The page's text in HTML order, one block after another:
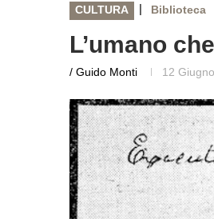
CULTURA | Biblioteca
L’umano
/ Guido Monti 12